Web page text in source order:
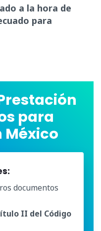
a la hora de
para
para
México
documentos
II del Código